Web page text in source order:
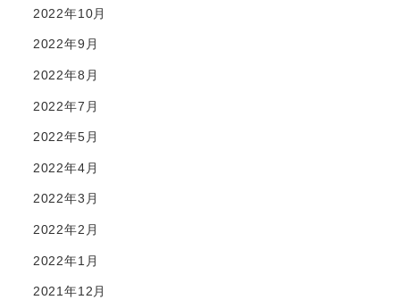
2022年10月
2022年9月
2022年8月
2022年7月
2022年5月
2022年4月
2022年3月
2022年2月
2022年1月
2021年12月